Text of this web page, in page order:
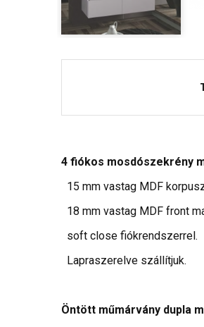
4 fiókos mosdószekrény
15 mm vastag MDF
18 mm vastag MDF front
soft close fiókrendszerrel.
Lapraszerelve szállítjuk.
Öntött műmárvány dupla